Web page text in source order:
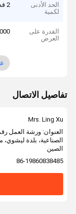
الحد الأدنى
لكمية
2 قطعة
القدرة على
العرض
5000 قطعة
تفاصيل الاتصال
Mrs. Ling Xu
الصناعية، بلدة
الصين
86-19860838485